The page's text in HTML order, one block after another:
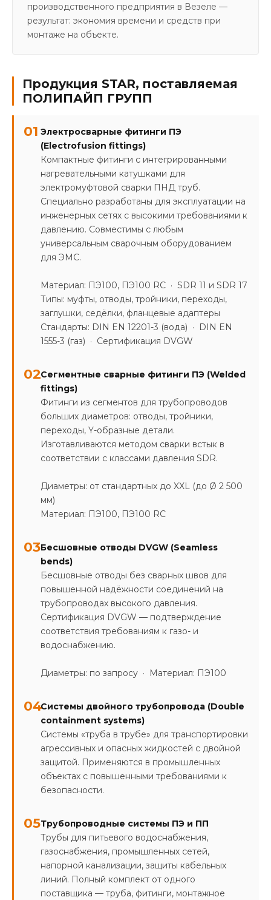
производственного предприятия в Везеле —
результат: экономия времени и средств при
монтаже на объекте.
Продукция STAR, поставляемая
ПОЛИПАЙП ГРУПП
01 Электросварные фитинги ПЭ
(Electrofusion fittings)
Компактные фитинги с интегрированными
нагревательными катушками для
электромуфтовой сварки ПНД труб.
Специально разработаны для эксплуатации на
инженерных сетях с высокими требованиями к
давлению. Совместимы с любым
универсальным сварочным оборудованием
для ЭМС.
Материал: ПЭ100, ПЭ100 RC · SDR 11 и SDR 17
Типы: муфты, отводы, тройники, переходы,
заглушки, седёлки, фланцевые адаптеры
Стандарты: DIN EN 12201-3 (вода) · DIN EN
1555-3 (газ) · Сертификация DVGW
02Сегментные сварные фитинги ПЭ (Welded
fittings)
Фитинги из сегментов для трубопроводов
больших диаметров: отводы, тройники,
переходы, Y-образные детали.
Изготавливаются методом сварки встык в
соответствии с классами давления SDR.
Диаметры: от стандартных до XXL (до Ø 2 500
мм)
Материал: ПЭ100, ПЭ100 RC
03Бесшовные отводы DVGW (Seamless
bends)
Бесшовные отводы без сварных швов для
повышенной надёжности соединений на
трубопроводах высокого давления.
Сертификация DVGW — подтверждение
соответствия требованиям к газо- и
водоснабжению.
Диаметры: по запросу · Материал: ПЭ100
04Системы двойного трубопровода (Double
containment systems)
Системы «труба в трубе» для транспортировки
агрессивных и опасных жидкостей с двойной
защитой. Применяются в промышленных
объектах с повышенными требованиями к
безопасности.
05Трубопроводные системы ПЭ и ПП
Трубы для питьевого водоснабжения,
газоснабжения, промышленных сетей,
напорной канализации, защиты кабельных
линий. Полный комплект от одного
поставщика — труба, фитинги, монтажное